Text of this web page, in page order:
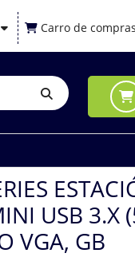
Carro de compras
USB 3.X
VGA, GB